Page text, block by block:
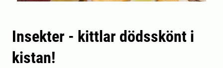
Insekter - kittlar dödsskönt i
kistan!